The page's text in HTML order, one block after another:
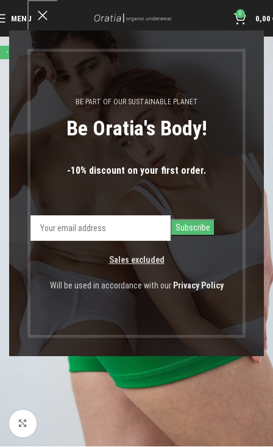
BE PART OF OUR SUSTAINABLE PLANET
Be Oratia's Body!
-10% discount on your first order.
Sales excluded
Will be used in accordance with our Privacy Policy
MENU
0
0,00
-17%
Click to enlarge